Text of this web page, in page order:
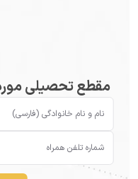
مقطع تحصیلی مورد